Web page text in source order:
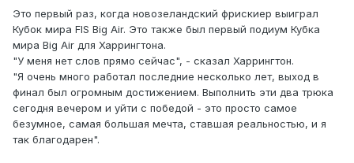
Это первый раз, когда новозеландский фрискиер выиграл
Кубок мира FIS Big Air. Это также был первый подиум Кубка
мира Big Air для Харрингтона.
"У меня нет слов прямо сейчас", - сказал Харрингтон.
"Я очень много работал последние несколько лет, выход в
финал был огромным достижением. Выполнить эти два трюка
сегодня вечером и уйти с победой - это просто самое
безумное, самая большая мечта, ставшая реальностью, и я
так благодарен".